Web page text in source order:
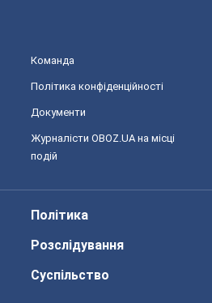
Команда
Політика конфіденційності
Документи
Журналісти OBOZ.UA на місці
подій
Політика
Розслідування
Суспільство